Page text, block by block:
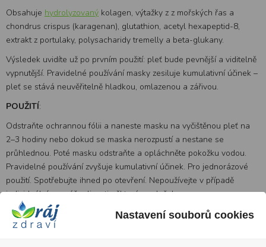
Obsahuje hydrolyzovaný kolagen, výtažky z z mořských řas a
chondrus crispus (karagenan), glutathion, acetyl hexapeptid-8,
extrakt z portulaky, polysacharidy tremelly a beta-glukany.
Výsledek uvidíte už po prvním použití: pleť bude pevnější a viditelně
vypnutější. Pravidelné používání masky zesiluje kumulativní účinek –
pleť se stává neuvěřitelně hladkou, omlazenou a zářivou.
POUŽITÍ:
Odstraňte ochrannou fólii a naneste masku na vyčištěnou pleť na
2–3 hodiny nebo dokud se maska nerozpustí a nestane se
průhlednou. Poté masku odstraňte a opláchněte pokožku vodou.
Pravidelné používání zvyšuje kumulativní účinek. Pro jednorázové
použití. Spotřebujte ihned po otevření. Nepoužívejte v případě
individuální nesnášenlivosti některé ze složek.
AKTÍVNI SLOŽKY:
Nastavení souborů cookies